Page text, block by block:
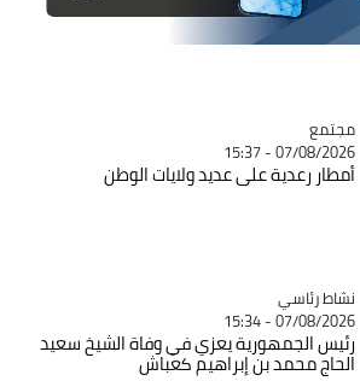
Catégorie
مجتمع
07/08/2026 - 15:37
أمطار رعدية على عديد ولايات الوطن
Catégorie
نشاط رئاسي
07/08/2026 - 15:34
رئيس الجمهورية يعزي في وفاة الشيخ سعيد
الحاج محمد بن إبراهيم كعباش